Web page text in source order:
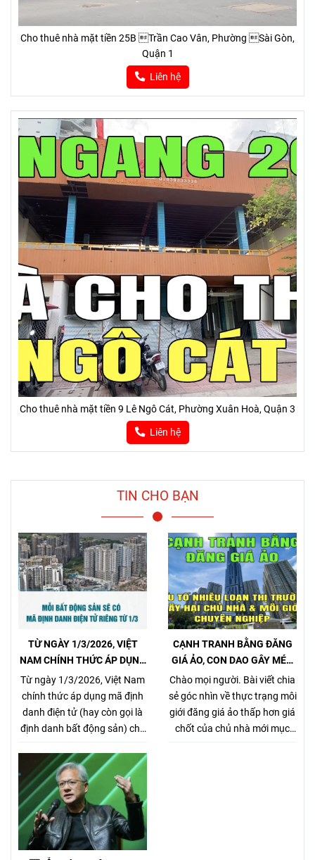
Cho thuê nhà mặt tiền 25B Trần Cao Vân, Phường Sài Gòn,
Quận 1
Liên hệ
Cho thuê nhà mặt tiền 9 Lê Ngô Cát, Phường Xuân Hoà, Quận 3
Liên hệ
TIN CHO BẠN
TỪ NGÀY 1/3/2026, VIỆT
NAM CHÍNH THỨC ÁP DỤNG
MÃ ĐỊNH DANH BẤT ĐỘNG
SẢN
Từ ngày 1/3/2026, Việt Nam
chính thức áp dụng mã định
danh điện tử (hay còn gọi là
định danh bất động sản) cho
theo Nghị định
357/2025/NĐ-CP (ban hành
ngày 31/12/2025, hiệu lực từ
1/3/2026) về xây dựng, quản
lý và sử dụng hệ thống thông
tin, cơ sở dữ liệu về nhà ở và
CẠNH TRANH BẰNG ĐĂNG
GIÁ ẢO, CON DAO GÂY MÉO
MÓ THỊ TRƯỜNG, GÂY HẠI
CHỦ NHÀ VÀ NHÀ MÔI GIỚI
CHÂN CHÍNH
Chào mọi người. Bài viết chia
sẻ góc nhìn về thực trạng môi
giới đăng giá ảo thấp hơn giá
chốt của chủ nhà mới mục